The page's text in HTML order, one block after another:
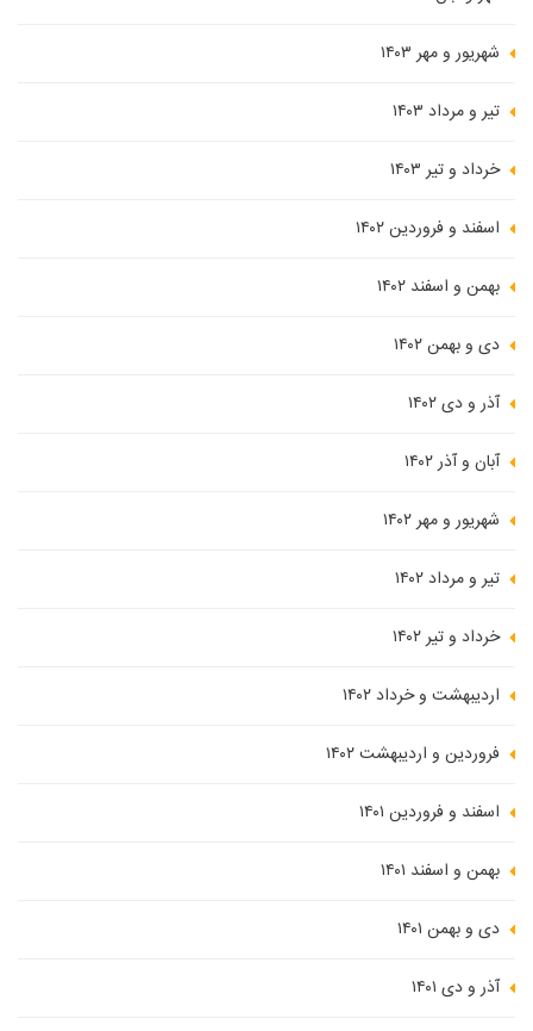
شهریور و مهر ۱۴۰۳
تیر و مرداد ۱۴۰۳
خرداد و تیر ۱۴۰۳
اسفند و فروردین ۱۴۰۲
بهمن و اسفند ۱۴۰۲
دی و بهمن ۱۴۰۲
آذر و دی ۱۴۰۲
آبان و آذر ۱۴۰۲
شهریور و مهر ۱۴۰۲
تیر و مرداد ۱۴۰۲
خرداد و تیر ۱۴۰۲
اردیبهشت و خرداد ۱۴۰۲
فروردین و اردیبهشت ۱۴۰۲
اسفند و فروردین ۱۴۰۱
بهمن و اسفند ۱۴۰۱
دی و بهمن ۱۴۰۱
آذر و دی ۱۴۰۱